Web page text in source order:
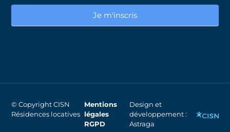
Je m'inscris
© Copyright CISN
Résidences locatives
Mentions
légales
RGPD
Design et
développement :
Astraga